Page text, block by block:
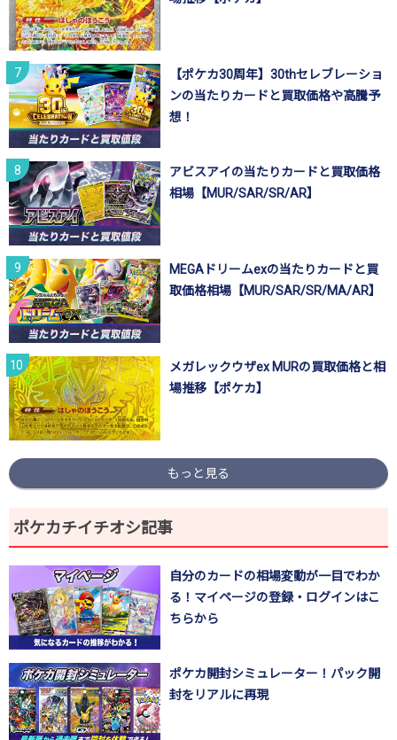
【ポケカ30周年】30thセレブレーショ
ンの当たりカードと買取価格や高騰予
想！
アビスアイの当たりカードと買取価格
相場【MUR/SAR/SR/AR】
MEGAドリームexの当たりカードと買
取価格相場【MUR/SAR/SR/MA/AR】
メガレックウザex MURの買取価格と相
場推移【ポケカ】
もっと見る
ポケカチイチオシ記事
自分のカードの相場変動が一目でわか
る！マイページの登録・ログインはこ
ちらから
ポケカ開封シミュレーター！パック開
封をリアルに再現